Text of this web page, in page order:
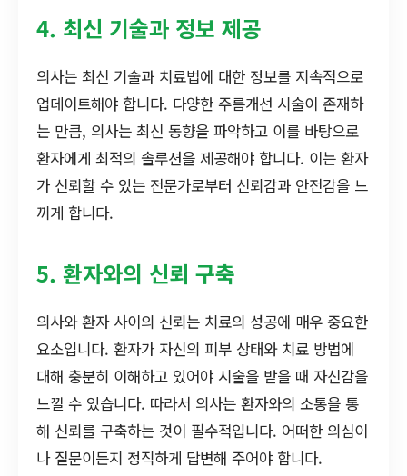
4. 최신 기술과 정보 제공
의사는 최신 기술과 치료법에 대한 정보를 지속적으로
업데이트해야 합니다. 다양한 주름개선 시술이 존재하
는 만큼, 의사는 최신 동향을 파악하고 이를 바탕으로
환자에게 최적의 솔루션을 제공해야 합니다. 이는 환자
가 신뢰할 수 있는 전문가로부터 신뢰감과 안전감을 느
끼게 합니다.
5. 환자와의 신뢰 구축
의사와 환자 사이의 신뢰는 치료의 성공에 매우 중요한
요소입니다. 환자가 자신의 피부 상태와 치료 방법에
대해 충분히 이해하고 있어야 시술을 받을 때 자신감을
느낄 수 있습니다. 따라서 의사는 환자와의 소통을 통
해 신뢰를 구축하는 것이 필수적입니다. 어떠한 의심이
나 질문이든지 정직하게 답변해 주어야 합니다.